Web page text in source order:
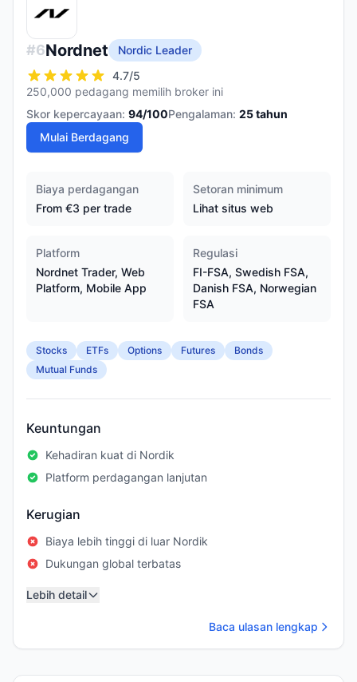
#6Nordnet
Nordic Leader
4.7/5
250,000 pedagang memilih broker ini
Skor kepercayaan: 94/100Pengalaman: 25tahun
Mulai Berdagang
Biaya perdagangan
From €3 per trade
Setoran minimum
Lihat situs web
Platform
Nordnet Trader, Web
Platform, Mobile App
Regulasi
FI-FSA, Swedish FSA,
Danish FSA, Norwegian
FSA
Stocks ETFs Options Futures
Bonds
Mutual Funds
Keuntungan
Kehadiran kuat di Nordik
Platform perdagangan lanjutan
Kerugian
Biaya lebih tinggi di luar Nordik
Dukungan global terbatas
Lebih detail
Baca ulasan lengkap